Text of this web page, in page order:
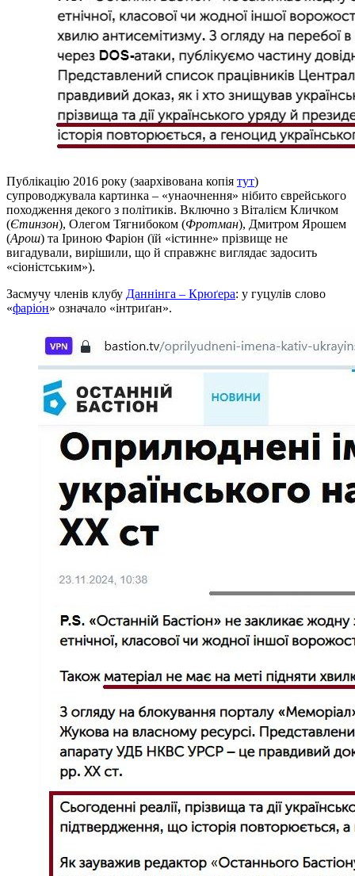
Публікацію 2016 року (заархівована копія тут)
супроводжувала картинка – «унаочнення» нібито єврейського
походження декого з політиків. Включно з Віталієм Кличком
(Єтинзон), Олегом Тягнибоком (Фротман), Дмитром Ярошем
(Арош) та Іриною Фаріон (їй «істинне» прізвище не
вигадували, вирішили, що й справжнє виглядає задосить
«сіоністським»).
Засмучу членів клубу Даннінга – Крюґера: у гуцулів слово
«фаріо́н» означало «інтриґан».